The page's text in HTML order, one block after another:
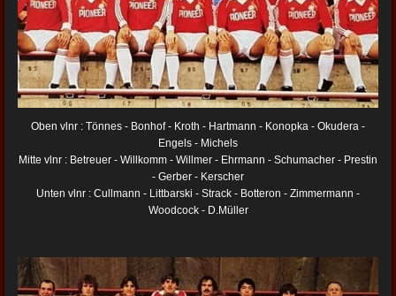
Oben vlnr : Tönnes - Bonhof - Kroth - Hartmann - Konopka - Okudera -
Engels - Michels
Mitte vlnr : Betreuer - Willkomm - Willmer - Ehrmann - Schumacher - Prestin
- Gerber - Kerscher
Unten vlnr : Cullmann - Littbarski - Strack - Botteron - Zimmermann -
Woodcock - D.Müller